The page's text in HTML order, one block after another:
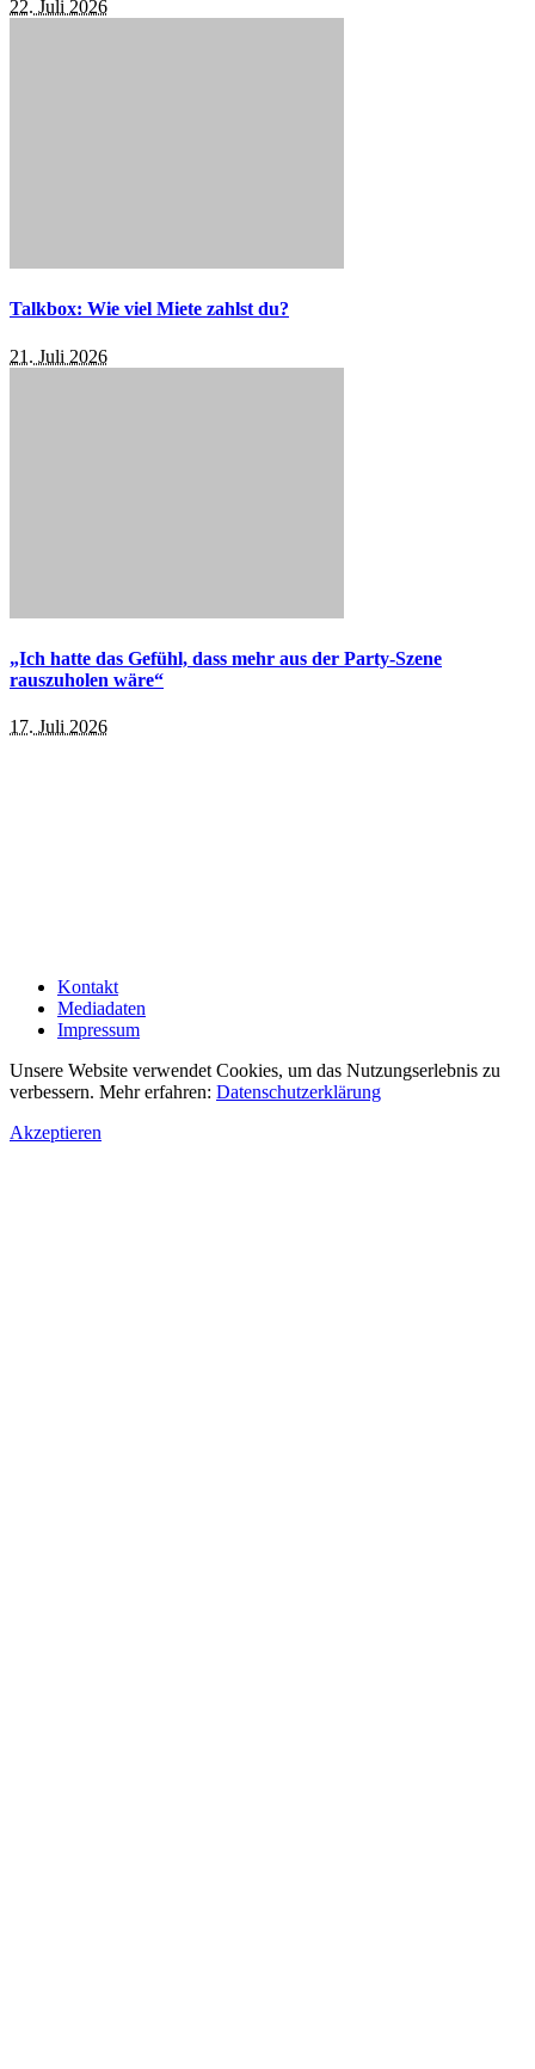
22. Juli 2026
Talkbox: Wie viel Miete zahlst du?
21. Juli 2026
„Ich hatte das Gefühl, dass mehr aus der Party-Szene
rauszuholen wäre“
17. Juli 2026
Kontakt
Mediadaten
Impressum
Unsere Website verwendet Cookies, um das Nutzungserlebnis zu
verbessern. Mehr erfahren: Datenschutzerklärung
Akzeptieren